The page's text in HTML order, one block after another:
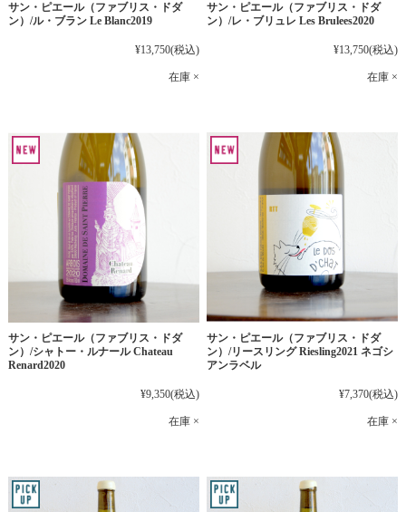
サン・ピエール（ファブリス・ドダ
ン）/ル・ブラン Le Blanc2019
¥13,750(税込)
在庫 ×
サン・ピエール（ファブリス・ドダ
ン）/レ・ブリュレ Les Brulees2020
¥13,750(税込)
在庫 ×
サン・ピエール（ファブリス・ドダ
ン）/シャトー・ルナール Chateau
Renard2020
¥9,350(税込)
在庫 ×
サン・ピエール（ファブリス・ドダ
ン）/リースリング Riesling2021 ネゴシ
アンラベル
¥7,370(税込)
在庫 ×